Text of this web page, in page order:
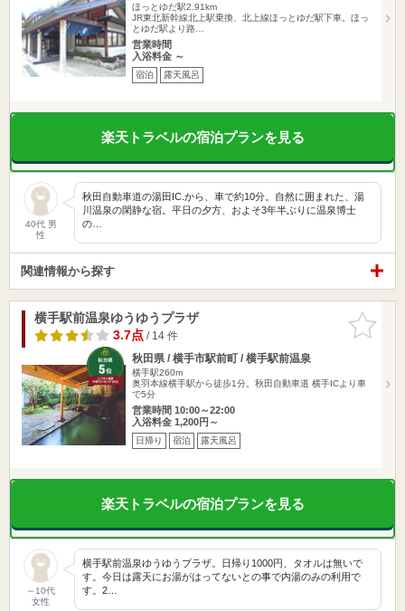
ほっとゆだ駅2.91km
JR東北新幹線北上駅乗換、北上線ほっとゆだ駅下車。ほっ
とゆだ駅より路…
営業時間
入浴料金 ～
宿泊 露天風呂
楽天トラベルの宿泊プランを見る
40代 男
性
秋田自動車道の湯田IC.から、車で約10分。自然に囲まれた、湯
川温泉の閑静な宿。平日の夕方、およそ3年半ぶりに温泉博士
の…
関連情報から探す
お気に入
りに追加
横手駅前温泉ゆうゆうプラザ
3.7点/ 14 件
秋田県 / 横手市駅前町 / 横手駅前温泉
横手駅260m
奥羽本線横手駅から徒歩1分。秋田自動車道 横手ICより車
で5分
営業時間 10:00～22:00
入浴料金 1,200円～
日帰り 宿泊 露天風呂
楽天トラベルの宿泊プランを見る
～10代
女性
横手駅前温泉ゆうゆうプラザ。日帰り1000円、タオルは無いで
す。今日は露天にお湯がはってないとの事で内湯のみの利用で
す。2…